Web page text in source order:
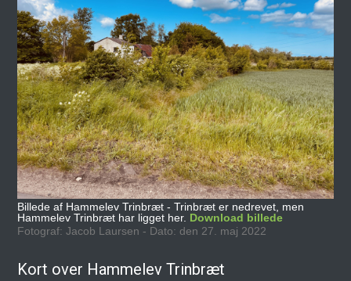
Billede af Hammelev Trinbræt - Trinbræt er nedrevet, men
Hammelev Trinbræt har ligget her. Download billede
Fotograf: Jacob Laursen - Dato: den 27. maj 2022
Kort over Hammelev Trinbræt